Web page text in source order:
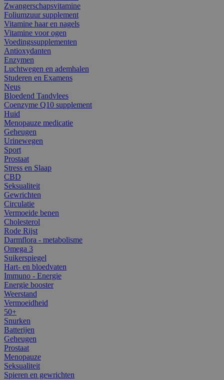
Zwangerschapsvitamine
Foliumzuur supplement
Vitamine haar en nagels
Vitamine voor ogen
Voedingssupplementen
Antioxydanten
Enzymen
Luchtwegen en ademhalen
Studeren en Examens
Neus
Bloedend Tandvlees
Coenzyme Q10 supplement
Huid
Menopauze medicatie
Geheugen
Urinewegen
Sport
Prostaat
Stress en Slaap
CBD
Seksualiteit
Gewrichten
Circulatie
Vermoeide benen
Cholesterol
Rode Rijst
Darmflora - metabolisme
Omega 3
Suikerspiegel
Hart- en bloedvaten
Immuno - Energie
Energie booster
Weerstand
Vermoeidheid
50+
Snurken
Batterijen
Geheugen
Prostaat
Menopauze
Seksualiteit
Spieren en gewrichten